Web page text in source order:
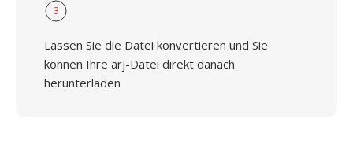
3
Lassen Sie die Datei konvertieren und Sie
können Ihre arj-Datei direkt danach
herunterladen